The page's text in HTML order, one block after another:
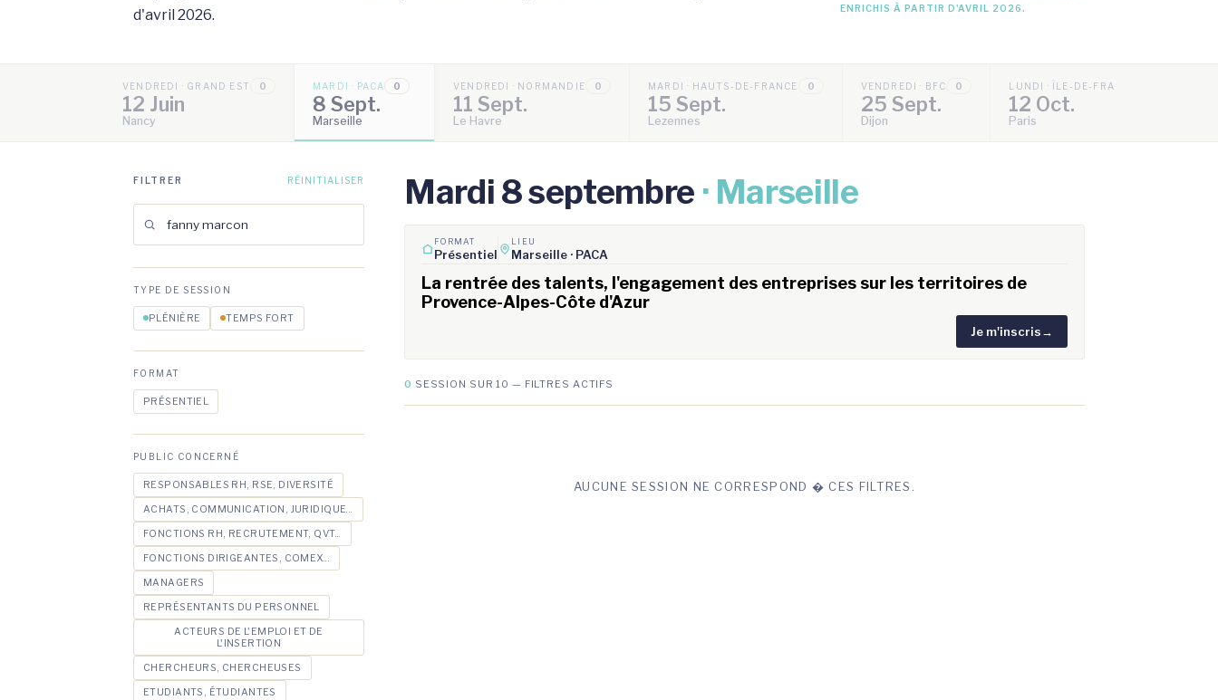
d'avril 2026.
ENRICHIS À PARTIR D'AVRIL 2026.
VENDREDI · GRAND EST 0
12 Juin
Nancy
MARDI · PACA 0
8 Sept.
Marseille
VENDREDI · NORMANDIE 0
11 Sept.
Le Havre
MARDI · HAUTS-DE-FRANCE 0
15 Sept.
Lezennes
VENDREDI · BFC 0
25 Sept.
Dijon
LUNDI · ÎLE-DE-FRANCE
12 Oct.
Paris
FILTRER RÉINITIALISER
TYPE DE SESSION
PLÉNIÈRE TEMPS FORT
FORMAT
PRÉSENTIEL
PUBLIC CONCERNÉ
RESPONSABLES RH, RSE, DIVERSITÉ
ACHATS, COMMUNICATION, JURIDIQUE...
FONCTIONS RH, RECRUTEMENT, QVT...
FONCTIONS DIRIGEANTES, COMEX...
MANAGERS
REPRÉSENTANTS DU PERSONNEL
ACTEURS DE L'EMPLOI ET DE
L'INSERTION
CHERCHEURS, CHERCHEUSES
ETUDIANTS, ÉTUDIANTES
Mardi 8 septembre · Marseille
FORMAT
Présentiel
LIEU
Marseille · PACA
La rentrée des talents, l'engagement des entreprises sur les territoires de
Provence-Alpes-Côte d'Azur
Je m'inscris→
0 SESSION SUR 10 — FILTRES ACTIFS
AUCUNE SESSION NE CORRESPOND � CES FILTRES.